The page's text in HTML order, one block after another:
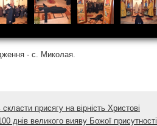
- с. Миколая.
присягу на вірність Христові
днів великого вияву Божої присутності